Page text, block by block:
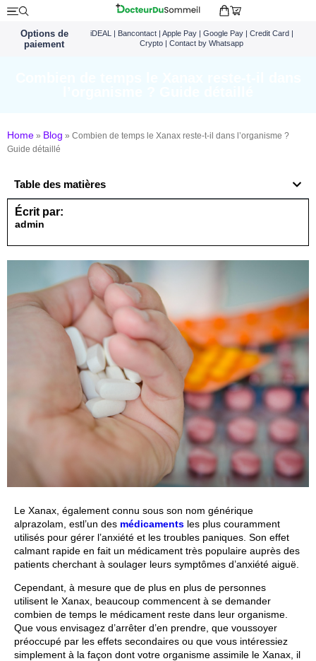
Options de
paiement
iDEAL | Bancontact | Apple Pay | Google Pay | Credit Card |
Crypto | Contact by Whatsapp
Home » Blog » Combien de temps le Xanax reste-t-il dans l’organisme ?
Guide détaillé
Table des matières
Écrit par:
admin
Le Xanax, également connu sous son nom générique
alprazolam, estl’un des médicaments les plus couramment
utilisés pour gérer l’anxiété et les troubles paniques. Son effet
calmant rapide en fait un médicament très populaire auprès des
patients cherchant à soulager leurs symptômes d’anxiété aiguë.
Cependant, à mesure que de plus en plus de personnes
utilisent le Xanax, beaucoup commencent à se demander
combien de temps le médicament reste dans leur organisme.
Que vous envisagez d’arrêter d’en prendre, que voussoyer
préoccupé par les effets secondaires ou que vous intéressiez
simplement à la façon dont votre organisme assimile le Xanax, il